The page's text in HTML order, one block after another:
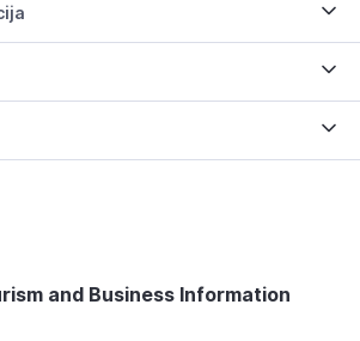
and Business Information